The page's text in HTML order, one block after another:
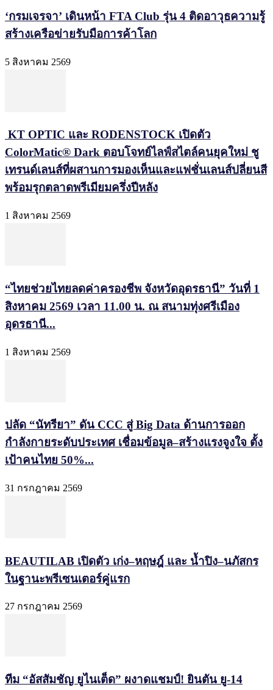
‘กรมเจรจา’ เดินหน้า FTA Club รุ่น 4 ติดอาวุธความรู้
สร้างเครือข่ายรับมือการค้าโลก
5 สิงหาคม 2569
KT OPTIC และ RODENSTOCK เปิดตัว
ColorMatic® Dark ตอบโจทย์ไลฟ์สไตล์คนยุคใหม่ ชู
เทรนด์เลนส์ที่ผสานการมองเห็นและแฟชั่นเลนส์ปลี่ยนสี
พร้อมรุกตลาดพรีเมียมครึ่งปีหลัง
1 สิงหาคม 2569
“ไทยช่วยไทยลดค่าครองชีพ จังหวัดอุดรธานี” วันที่ 1
สิงหาคม 2569 เวลา 11.00 น. ณ สนามทุ่งศรีเมือง
อุดรธานี...
1 สิงหาคม 2569
ปลัด “นัทรียา” ดัน CCC สู่ Big Data ด้านการออก
กำลังกายระดับประเทศ เชื่อมข้อมูล–สร้างแรงจูงใจ ตั้ง
เป้าคนไทย 50%...
31 กรกฎาคม 2569
BEAUTILAB เปิดตัว เก่ง–หฤษฎ์ และ น้ำปิง–นภัสกร
ในฐานะพรีเซนเตอร์คู่แรก
27 กรกฎาคม 2569
ทีม “อัสสัมชัญ ยูไนเต็ด” ผงาดแชมป์! ยินตัน ยู-14